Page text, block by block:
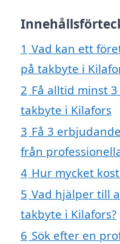
1 Vad kan ett
på takbyte i
2 Få alltid minst
takbyte i Kilafors
3 Få 3
från
4 Hur mycket
5 Vad hjälper till
takbyte i Kilafors?
6 Sök efter en